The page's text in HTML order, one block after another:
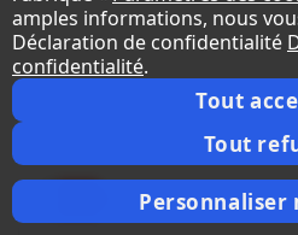
Sharp MultiSync®E659
LCD 65" Essential Large Format
Fiche produit
amples informations, nous
Déclaration de confidentialité
confidentialité.
Tout
Tout
Personnaliser